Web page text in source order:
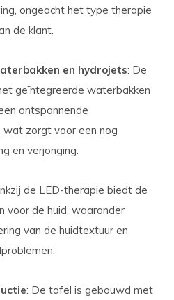
ongeacht het type therapie
de klant.
en hydrojets: De
geïntegreerde waterbakken
ontspannende
wat zorgt voor een nog
en verjonging.
de LED-therapie biedt de
voor de huid, waaronder
van de huidtextuur en
: De tafel is gebouwd met